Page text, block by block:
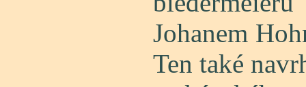
Johanem
Ten také